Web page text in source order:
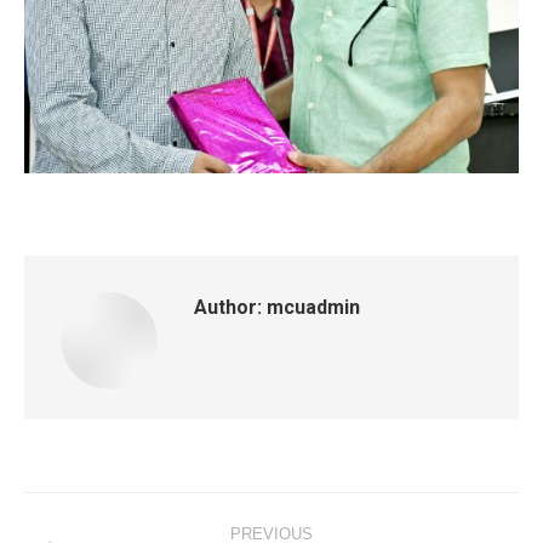
Author: mcuadmin
PREVIOUS